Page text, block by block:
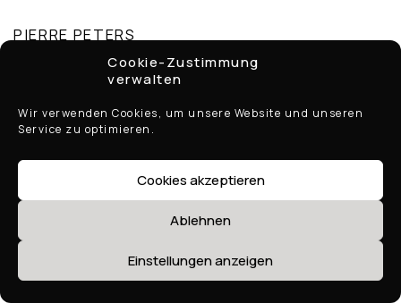
Cookie-Zustimmung
verwalten
Wir verwenden Cookies, um unsere Website und unseren
Service zu optimieren.
Cookies akzeptieren
Ablehnen
Einstellungen anzeigen
PIERRE PETERS
Cuvée de reserve Blanc
de blancs brut
Blanc de blancs Grand
Cru extra brut
JACQUES SELOSSE